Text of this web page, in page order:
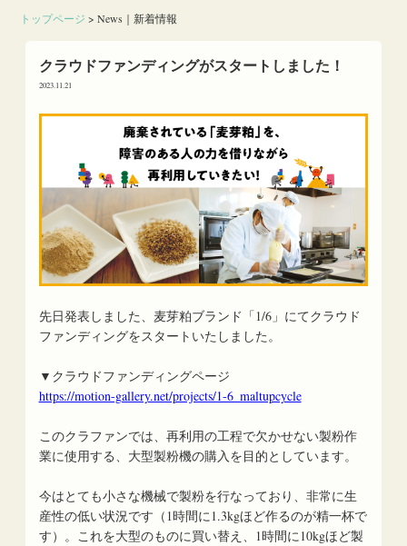
トップページ >News｜新着情報
クラウドファンディングがスタートしました！
2023.11.21
先日発表しました、麦芽粕ブランド「1/6」にてクラウド
ファンディングをスタートいたしました。
▼クラウドファンディングページ
https://motion-gallery.net/projects/1-6_maltupcycle
このクラファンでは、再利用の工程で欠かせない製粉作
業に使用する、大型製粉機の購入を目的としています。
今はとても小さな機械で製粉を行なっており、非常に生
産性の低い状況です（1時間に1.3kgほど作るのが精一杯で
す）。これを大型のものに買い替え、1時間に10kgほど製